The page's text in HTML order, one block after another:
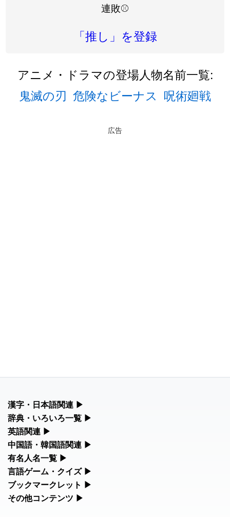
連敗⚾️
「推し」を登録
アニメ・ドラマの登場人物名前一覧:
鬼滅の刃 危険なビーナス 呪術廻戦
広告
漢字・日本語関連 ▶
漢字の読み方検索、手書き入力、書き順練習など、日本語学習に
人名漢字辞典 - 読み方検索
辞典・いろいろ一覧 ▶
部首・画数別の漢字一覧、熟語辞典、地名・駅名検索など、各種
リファレンスツールです。
英語関連 ▶
カタカナ語・略語の意味検索、発音記号、リスニング練習など英
カタカナ語の意味・発音・類語辞典
中国語・韓国語関連 ▶
中国語のピンイン変換、韓国語の手書き入力など、アジア言語学
手書き中国語入力 変換ツール
有名人名一覧 ▶
海外セレブやスポーツ選手の名前の読み方・発音を確認できま
海外有名人の苗字・名前一覧と発音 🔊
言語ゲーム・クイズ ▶
四字熟語パズルや漢字クイズなど、楽しみながら学べるゲームで
ブックマークレット ▶
ブラウザに登録して、どのサイトからでも漢字や英語を検索でき
その他コンテンツ ▶